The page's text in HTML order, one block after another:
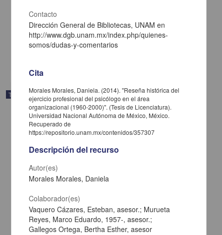
afectiva
Gómez Zarco, Alberto
Medicina y Ciencias de la Salud
Trabajo de grado
Contacto
Dirección General de Bibliotecas, UNAM en
http://www.dgb.unam.mx/index.php/quienes-
somos/dudas-y-comentarios
Cita
Morales Morales, Daniela. (2014). "Reseña histórica del
ejercicio profesional del psicólogo en el área
organizacional (1960-2000)". (Tesis de Licenciatura).
Universidad Nacional Autónoma de México, México.
Recuperado de
https://repositorio.unam.mx/contenidos/357307
Descripción del recurso
Autor(es)
Morales Morales, Daniela
Colaborador(es)
Vaquero Cázares, Esteban, asesor.; Murueta
Reyes, Marco Eduardo, 1957-, asesor.;
Gallegos Ortega, Bertha Esther, asesor